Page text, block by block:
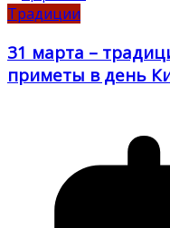
Традиции
31 марта –
приметы в день